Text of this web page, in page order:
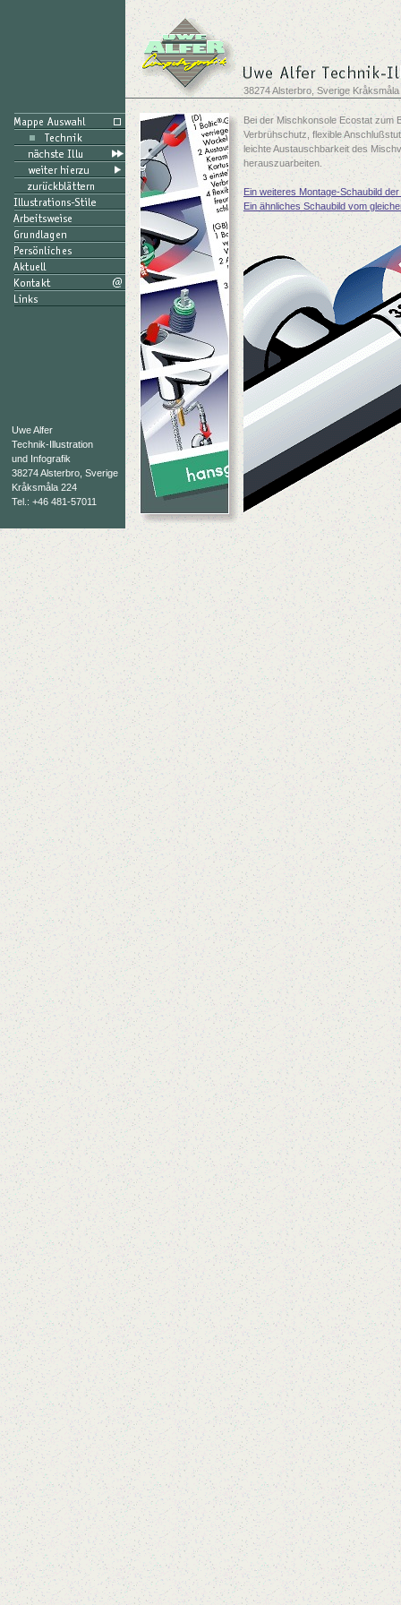
38274 Alsterbro, Sverige
Uwe Alfer
Technik-Illustration
und Infografik
38274 Alsterbro, Sverige
Kråksmåla 224
Tel.: +46 481-57011
Bei der Mischkonsole Ecostat zum
Verbrühschutz, flexible
leichte Austauschbarkeit des
herauszuarbeiten.
Ein weiteres Montage-Schaubild der
Ein ähnliches Schaubild vom